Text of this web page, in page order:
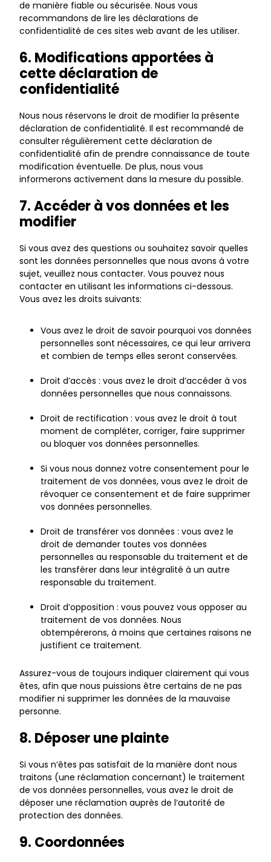
de manière fiable ou sécurisée. Nous vous
recommandons de lire les déclarations de
confidentialité de ces sites web avant de les utiliser.
6. Modifications apportées à
cette déclaration de
confidentialité
Nous nous réservons le droit de modifier la présente
déclaration de confidentialité. Il est recommandé de
consulter régulièrement cette déclaration de
confidentialité afin de prendre connaissance de toute
modification éventuelle. De plus, nous vous
informerons activement dans la mesure du possible.
7. Accéder à vos données et les
modifier
Si vous avez des questions ou souhaitez savoir quelles
sont les données personnelles que nous avons à votre
sujet, veuillez nous contacter. Vous pouvez nous
contacter en utilisant les informations ci-dessous.
Vous avez les droits suivants:
Vous avez le droit de savoir pourquoi vos données
personnelles sont nécessaires, ce qui leur arrivera
et combien de temps elles seront conservées.
Droit d’accès : vous avez le droit d’accéder à vos
données personnelles que nous connaissons.
Droit de rectification : vous avez le droit à tout
moment de compléter, corriger, faire supprimer
ou bloquer vos données personnelles.
Si vous nous donnez votre consentement pour le
traitement de vos données, vous avez le droit de
révoquer ce consentement et de faire supprimer
vos données personnelles.
Droit de transférer vos données : vous avez le
droit de demander toutes vos données
personnelles au responsable du traitement et de
les transférer dans leur intégralité à un autre
responsable du traitement.
Droit d’opposition : vous pouvez vous opposer au
traitement de vos données. Nous
obtempérerons, à moins que certaines raisons ne
justifient ce traitement.
Assurez-vous de toujours indiquer clairement qui vous
êtes, afin que nous puissions être certains de ne pas
modifier ni supprimer les données de la mauvaise
personne.
8. Déposer une plainte
Si vous n’êtes pas satisfait de la manière dont nous
traitons (une réclamation concernant) le traitement
de vos données personnelles, vous avez le droit de
déposer une réclamation auprès de l’autorité de
protection des données.
9. Coordonnées